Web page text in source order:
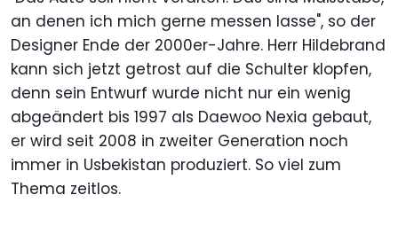
an denen ich mich gerne messen lasse", so der
Designer Ende der 2000er-Jahre. Herr Hildebrand
kann sich jetzt getrost auf die Schulter klopfen,
denn sein Entwurf wurde nicht nur ein wenig
abgeändert bis 1997 als Daewoo Nexia gebaut,
er wird seit 2008 in zweiter Generation noch
immer in Usbekistan produziert. So viel zum
Thema zeitlos.